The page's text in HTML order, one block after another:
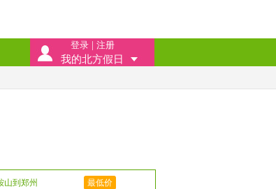
登录| 注册
我的北方假日
山到郑州
最低价